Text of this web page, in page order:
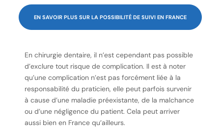
EN SAVOIR PLUS SUR LA POSSIBILITÉ DE SUIVI EN FRANCE
En chirurgie dentaire, il n’est cependant pas possible
d’exclure tout risque de complication. Il est à noter
qu’une complication n’est pas forcément liée à la
responsabilité du praticien, elle peut parfois survenir
à cause d’une maladie préexistante, de la malchance
ou d’une négligence du patient. Cela peut arriver
aussi bien en France qu’ailleurs.